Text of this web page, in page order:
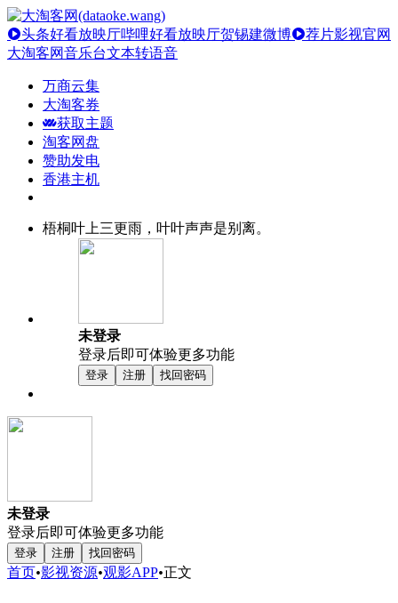
头条好看放映厅哔哩好看放映厅贺锡建微博
荐片影视官网
大淘客网音乐台文本转语音
万商云集
大淘客券
获取主题
淘客网盘
赞助发电
香港主机
梧桐叶上三更雨，叶叶声声是别离。
未登录
登录后即可体验更多功能
登录 注册 找回密码
未登录
登录后即可体验更多功能
登录 注册 找回密码
首页•影视资源•观影APP•正文